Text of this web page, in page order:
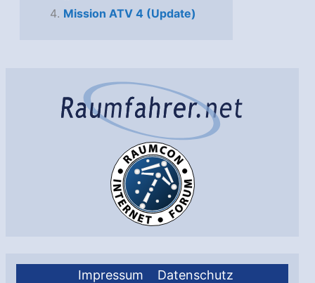
Impressum Datenschutz
Mission ATV 4 (Update)